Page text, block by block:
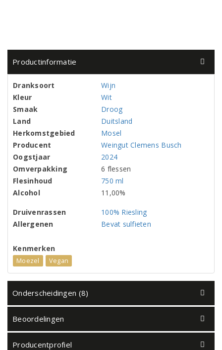
Productinformatie
Dranksoort
Wijn
Kleur
Wit
Smaak
Droog
Land
Duitsland
Herkomstgebied
Mosel
Producent
Weingut Clemens Busch
Oogstjaar
2024
Omverpakking
6 flessen
Flesinhoud
750 ml
Alcohol
11,00%
Druivenrassen
100% Riesling
Allergenen
Bevat sulfieten
Kenmerken
Moezel Vegan
Onderscheidingen (8)
Beoordelingen
Producentprofiel